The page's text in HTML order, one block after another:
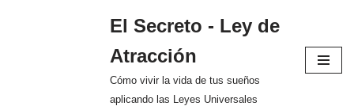
El Secreto - Ley de
Atracción
Cómo vivir la vida de tus sueños
aplicando las Leyes Universales